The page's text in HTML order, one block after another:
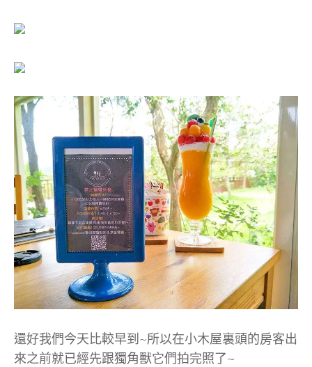
還好我們今天比較早到~所以在小木屋裏頭的房客出
來之前就已經先跟獨角獸它們拍完照了~